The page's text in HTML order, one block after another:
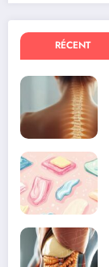
RÉCENT